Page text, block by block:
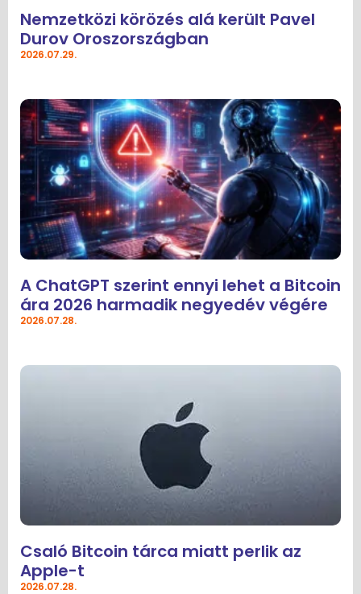
Nemzetközi körözés alá került Pavel
Durov Oroszországban
2026.07.29.
A ChatGPT szerint ennyi lehet a Bitcoin
ára 2026 harmadik negyedév végére
2026.07.28.
Csaló Bitcoin tárca miatt perlik az
Apple-t
2026.07.28.